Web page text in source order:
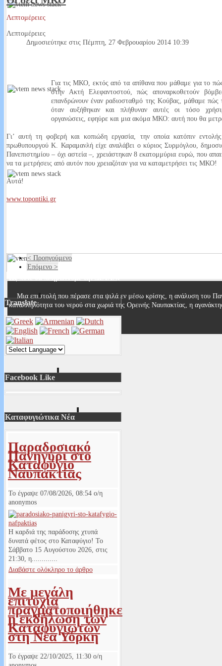
Αυτή είναι η κουλτούρα μας; Το αρχοντικό του Τριαντάφυλλου
Ο Αμορανίτης, Τριαντάφυλλος γεννήθηκε στην Αμόρανη το 1808 και
Έχω μάτια και βλέπω. Σοκάρουν τα στοιχεία από την μεταδημότευση
Σύμφωνα με τις τελευταίες μεταδημοτεύσεις έφτασαν περίπου τους 340.
Read More...
Μια επιστολή που πέρασε στα ψιλά εν μέσω κρίσης, η ανάλυση του
καταλληλότητα του νερού στα χωριά της Ορεινής Ναυπακτίας, η
Read More...
Λεπτομέρειες
Λεπτομέρειες
Δημοσιεύτηκε στις Πέμπτη, 27 Φεβρουαρίου 2014 10:39
Για τις ΜΚΟ, εκτός από τα απίθανα που μάθαμε για το
στην Ακτή Ελεφαντοστού, πώς αποναρκοθετούν
επανδρώνουν έναν ραδιοσταθμό της Κούβας, μάθαμε πώς
όταν αυξήθηκαν και πλήθυναν αυτές οι τόσο
οργανώσεις, εφηύρε και μια ακόμα ΜΚΟ: αυτή που θα
Γι’ αυτή τη φοβερή και κοπιώδη εργασία, την οποία κατόπιν
πρωθυπουργού Κ. Καραμανλή είχε αναλάβει ο κύριος Συρμόγλου,
Πανεπιστημίου – όχι αστεία –, χρειάστηκαν 8 εκατομμύρια ευρώ, που
να τα μετρήσεις από αυτόν που χρειαζόταν για να καταμετρήσει τις ΜΚΟ!
Αυτά!
www.topontiki.gr
< Προηγούμενο
Επόμενο >
Translate
Facebook Like
Καταφυγιώτικα Νέα
Παραδοσιακό
Πανηγύρι στο
Καταφύγιο
Ναυπακτίας
Το έγραψε 07/08/2026, 08:54 ο/η
anonymos
Η καρδιά της παράδοσης χτυπά
δυνατά φέτος στο Καταφύγιο! Το
Σάββατο 15 Αυγούστου 2026, στις
21:30, η.............
Διαβάστε ολόκληρο το άρθρο
Με μεγάλη
επιτυχία
πραγματοποιήθηκε
η εκδήλωση των
Καταφυγιωτών
στη Νέα Υόρκη
Το έγραψε 22/10/2025, 11:30 ο/η